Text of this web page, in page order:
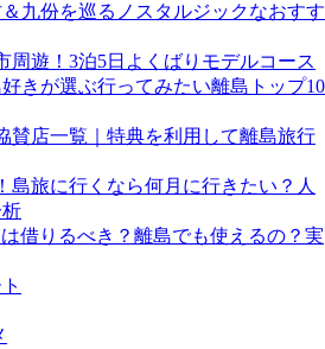
九份を巡るノスタルジックなおすす
周遊！3泊5日よくばりモデルコース
きが選ぶ行ってみたい離島トップ10
賛店一覧｜特典を利用して離島旅行
島旅に行くなら何月に行きたい？人
借りるべき？離島でも使えるの？実